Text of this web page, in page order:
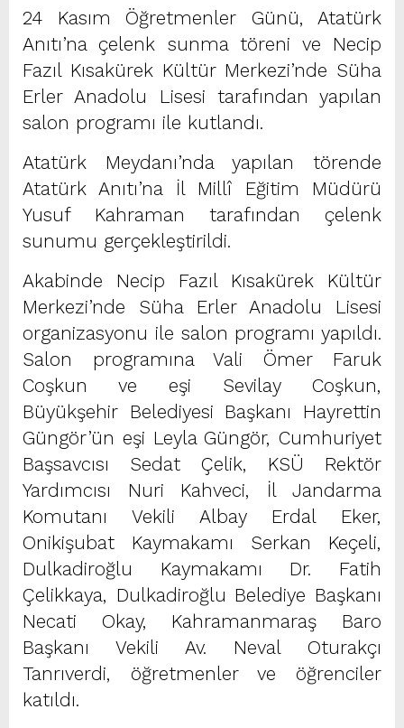
24 Kasım Öğretmenler Günü, Atatürk
Anıtı’na çelenk sunma töreni ve Necip
Fazıl Kısakürek Kültür Merkezi’nde Süha
Erler Anadolu Lisesi tarafından yapılan
salon programı ile kutlandı.
Atatürk Meydanı’nda yapılan törende
Atatürk Anıtı’na İl Millî Eğitim Müdürü
Yusuf Kahraman tarafından çelenk
sunumu gerçekleştirildi.
Akabinde Necip Fazıl Kısakürek Kültür
Merkezi’nde Süha Erler Anadolu Lisesi
organizasyonu ile salon programı yapıldı.
Salon programına Vali Ömer Faruk
Coşkun ve eşi Sevilay Coşkun,
Büyükşehir Belediyesi Başkanı Hayrettin
Güngör’ün eşi Leyla Güngör, Cumhuriyet
Başsavcısı Sedat Çelik, KSÜ Rektör
Yardımcısı Nuri Kahveci, İl Jandarma
Komutanı Vekili Albay Erdal Eker,
Onikişubat Kaymakamı Serkan Keçeli,
Dulkadiroğlu Kaymakamı Dr. Fatih
Çelikkaya, Dulkadiroğlu Belediye Başkanı
Necati Okay, Kahramanmaraş Baro
Başkanı Vekili Av. Neval Oturakçı
Tanrıverdi, öğretmenler ve öğrenciler
katıldı.